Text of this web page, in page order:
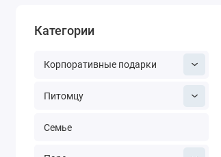
Категории
Корпоративные подарки
Питомцу
Семье